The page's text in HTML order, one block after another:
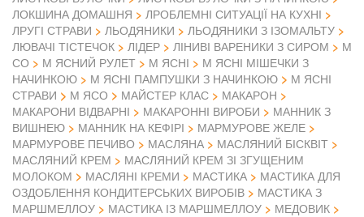
ЛОКШИНА ДОМАШНЯ
ЛРОБЛЕМНІ СИТУАЦІЇ НА КУХНІ
ЛРУГІ СТРАВИ
ЛЬОДЯНИКИ
ЛЬОДЯНИКИ З ІЗОМАЛЬТУ
ЛЮВАЧІ ТІСТЕЧОК
ЛІДЕР ЛІНИВІ ВАРЕНИКИ З СИРОМ
М
СО
М ЯСНИЙ РУЛЕТ М ЯСНІ
М ЯСНІ МІШЕЧКИ З
НАЧИНКОЮ
М ЯСНІ ПАМПУШКИ З НАЧИНКОЮ
М ЯСНІ
СТРАВИ
М ЯСО МАЙСТЕР КЛАС
МАКАРОН
МАКАРОНИ ВІДВАРНІ
МАКАРОННІ ВИРОБИ
МАННИК З
ВИШНЕЮ
МАННИК НА КЕФІРІ
МАРМУРОВЕ ЖЕЛЕ
МАРМУРОВЕ ПЕЧИВО
МАСЛЯНА
МАСЛЯНИЙ БІСКВІТ
МАСЛЯНИЙ КРЕМ
МАСЛЯНИЙ КРЕМ ЗІ ЗГУЩЕНИМ
МОЛОКОМ
МАСЛЯНІ КРЕМИ МАСТИКА
МАСТИКА ДЛЯ
ОЗДОБЛЕННЯ КОНДИТЕРСЬКИХ ВИРОБІВ
МАСТИКА З
МАРШМЕЛЛОУ
МАСТИКА ІЗ МАРШМЕЛЛОУ
МЕДОВИК